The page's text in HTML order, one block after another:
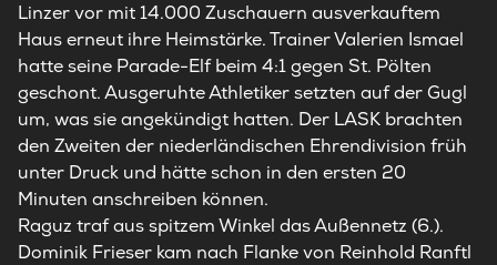
Linzer vor mit 14.000 Zuschauern ausverkauftem
Haus erneut ihre Heimstärke. Trainer Valerien Ismael
hatte seine Parade-Elf beim 4:1 gegen St. Pölten
geschont. Ausgeruhte Athletiker setzten auf der Gugl
um, was sie angekündigt hatten. Der LASK brachten
den Zweiten der niederländischen Ehrendivision früh
unter Druck und hätte schon in den ersten 20
Minuten anschreiben können.
Raguz traf aus spitzem Winkel das Außennetz (6.).
Dominik Frieser kam nach Flanke von Reinhold Ranftl